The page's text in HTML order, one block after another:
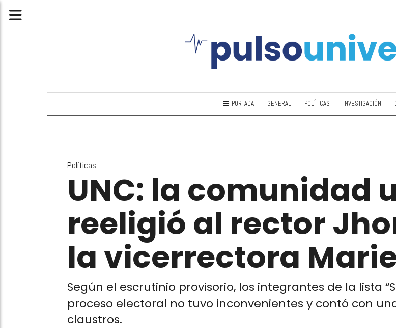
PORTADA GENERAL POLÍTICAS INVESTIGACIÓN
UNC: la comunidad
reeligió al rector
la vicerrectora
Según el escrutinio provisorio, los integrantes de la lista
proceso electoral no tuvo inconvenientes y contó con
claustros.
Políticas